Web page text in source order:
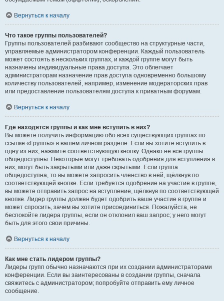
Вернуться к началу
Что такое группы пользователей?
Группы пользователей разбивают сообщество на структурные части,
управляемые администратором конференции. Каждый пользователь
может состоять в нескольких группах, и каждой группе могут быть
назначены индивидуальные права доступа. Это облегчает
администраторам назначение прав доступа одновременно большому
количеству пользователей, например, изменение модераторских прав
или предоставление пользователям доступа к приватным форумам.
Вернуться к началу
Где находятся группы и как мне вступить в них?
Вы можете получить информацию обо всех существующих группах по
ссылке «Группы» в вашем личном разделе. Если вы хотите вступить в
одну из них, нажмите соответствующую кнопку. Однако не все группы
общедоступны. Некоторые могут требовать одобрения для вступления в
них, могут быть закрытыми или даже скрытыми. Если группа
общедоступна, то вы можете запросить членство в ней, щёлкнув по
соответствующей кнопке. Если требуется одобрение на участие в группе,
вы можете отправить запрос на вступление, щёлкнув по соответствующей
кнопке. Лидер группы должен будет одобрить ваше участие в группе и
может спросить, зачем вы хотите присоединиться. Пожалуйста, не
беспокойте лидера группы, если он отклонил ваш запрос; у него могут
быть для этого свои причины.
Вернуться к началу
Как мне стать лидером группы?
Лидеры групп обычно назначаются при их создании администраторами
конференции. Если вы заинтересованы в создании группы, сначала
свяжитесь с администратором; попробуйте отправить ему личное
сообщение.